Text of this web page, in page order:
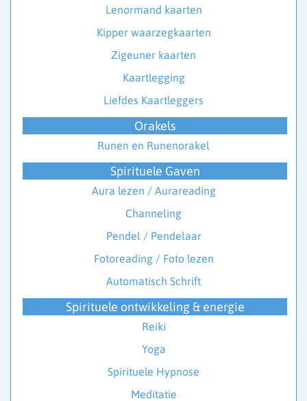
Lenormand kaarten
Kipper waarzegkaarten
Zigeuner kaarten
Kaartlegging
Liefdes Kaartleggers
Orakels
Runen en Runenorakel
Spirituele Gaven
Aura lezen / Aurareading
Channeling
Pendel / Pendelaar
Fotoreading / Foto lezen
Automatisch Schrift
Spirituele ontwikkeling & energie
Reiki
Yoga
Spirituele Hypnose
Meditatie